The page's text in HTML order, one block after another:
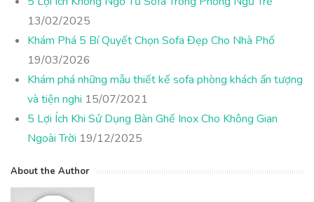
13/02/2025
Khám Phá 5 Bí Quyết Chọn Sofa Đẹp Cho Nhà Phố
19/03/2026
Khám phá những mẫu thiết kế sofa phòng khách ấn tượng
và tiện nghi 15/07/2021
5 Lợi Ích Khi Sử Dụng Bàn Ghế Inox Cho Không Gian
Ngoài Trời 19/12/2025
About the Author